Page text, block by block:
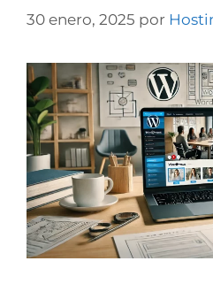
30 enero, 2025 por